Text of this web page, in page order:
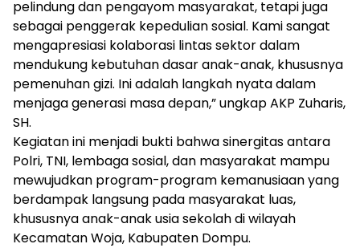
pelindung dan pengayom masyarakat, tetapi juga
sebagai penggerak kepedulian sosial. Kami sangat
mengapresiasi kolaborasi lintas sektor dalam
mendukung kebutuhan dasar anak-anak, khususnya
pemenuhan gizi. Ini adalah langkah nyata dalam
menjaga generasi masa depan,” ungkap AKP Zuharis,
SH.
Kegiatan ini menjadi bukti bahwa sinergitas antara
Polri, TNI, lembaga sosial, dan masyarakat mampu
mewujudkan program-program kemanusiaan yang
berdampak langsung pada masyarakat luas,
khususnya anak-anak usia sekolah di wilayah
Kecamatan Woja, Kabupaten Dompu.